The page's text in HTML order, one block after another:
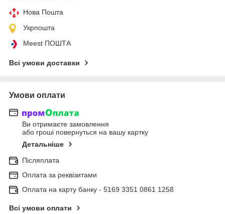
Нова Пошта
Укрпошта
Meest ПОШТА
Всі умови доставки
Умови оплати
Ви отримаєте замовлення
або гроші повернуться на вашу картку
Детальніше
Післяплата
Оплата за реквізитами
Оплата на карту банку - 5169 3351 0861 1258
Всі умови оплати